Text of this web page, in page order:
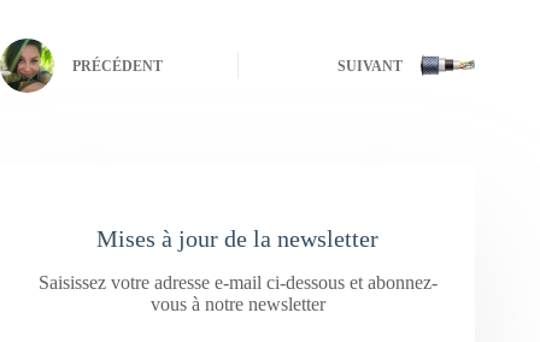
PRÉCÉDENT SUIVANT
Mises à jour de la newsletter
Saisissez votre adresse e-mail ci-dessous et abonnez-
vous à notre newsletter